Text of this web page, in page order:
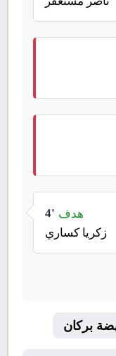
4' هدف
زكريا كساري